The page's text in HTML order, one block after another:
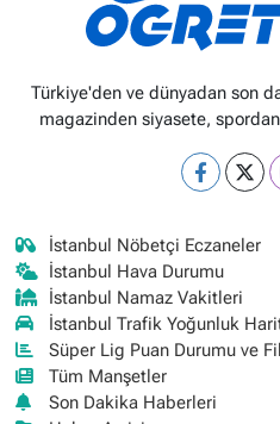
Türkiye'den ve dünyadan son
magazinden siyasete,
İstanbul Nöbetçi Eczaneler
İstanbul Hava Durumu
İstanbul Namaz Vakitleri
İstanbul Trafik Yoğunluk
Süper Lig Puan Durumu ve
Tüm Manşetler
Son Dakika Haberleri